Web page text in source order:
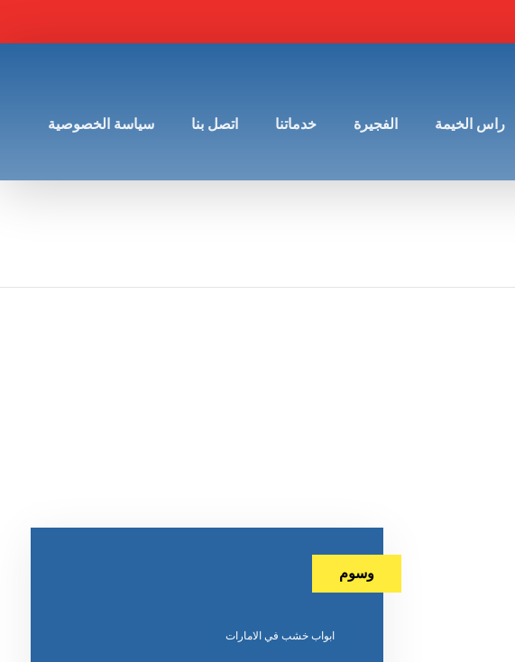
راس الخيمة الفجيرة خدماتنا اتصل بنا سياسة الخصوصية
وسوم
ابواب خشب في الامارات